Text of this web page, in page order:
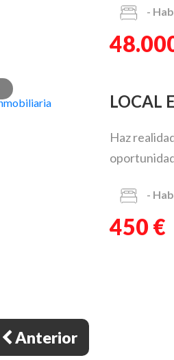
-
LOCAL
Haz
-
450 €
Anterior